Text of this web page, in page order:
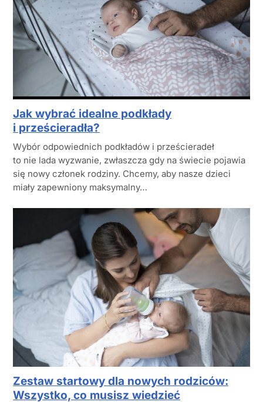
Jak wybrać idealne podkłady
i prześcieradła?
Wybór odpowiednich podkładów i prześcieradeł
to nie lada wyzwanie, zwłaszcza gdy na świecie pojawia
się nowy członek rodziny. Chcemy, aby nasze dzieci
miały zapewniony maksymalny…
Zestaw startowy dla nowych rodziców:
Wszystko, co musisz wiedzieć